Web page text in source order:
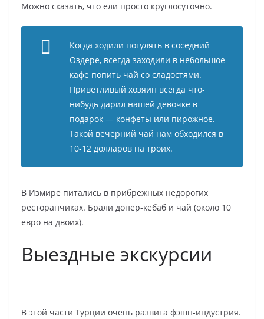
Можно сказать, что ели просто круглосуточно.
Когда ходили погулять в соседний
Оздере, всегда заходили в небольшое
кафе попить чай со сладостями.
Приветливый хозяин всегда что-
нибудь дарил нашей девочке в
подарок — конфеты или пирожное.
Такой вечерний чай нам обходился в
10-12 долларов на троих.
В Измире питались в прибрежных недорогих
ресторанчиках. Брали донер-кебаб и чай (около 10
евро на двоих).
Выездные экскурсии
В этой части Турции очень развита фэшн-индустрия.